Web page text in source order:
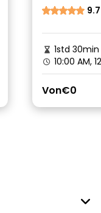
9.7
1std 30min
10:00 AM,
Von€0